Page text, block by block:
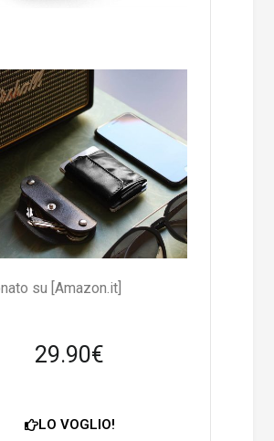
su [Amazon.it]
29.90€
LO VOGLIO!